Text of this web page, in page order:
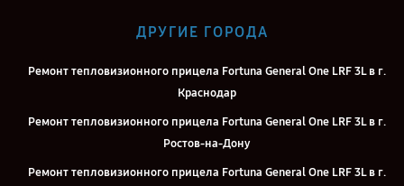
ДРУГИЕ ГОРОДА
Ремонт тепловизионного прицела Fortuna General One LRF 3L в г.
Краснодар
Ремонт тепловизионного прицела Fortuna General One LRF 3L в г.
Ростов-на-Дону
Ремонт тепловизионного прицела Fortuna General One LRF 3L в г.